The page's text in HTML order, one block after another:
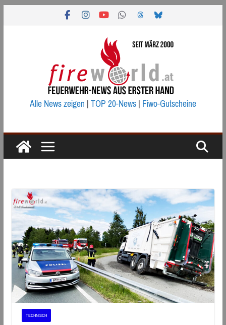
Alle News zeigen|TOP 20-News|Fiwo-Gutscheine
TECHNISCH